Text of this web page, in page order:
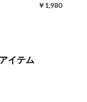
￥1,980
イテム